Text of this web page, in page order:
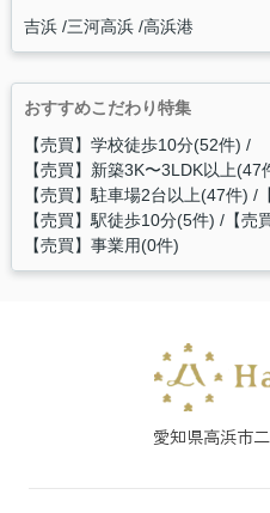
吉浜 三河高浜 高浜港
おすすめこだわり特集
【売買】学校徒歩10分(52件)
【売買】新築3K〜3LDK以上(47
【売買】駐車場2台以上(47件)
【売買】駅徒歩10分(5件) 【売
【売買】事業用(0件)
愛知県高浜市